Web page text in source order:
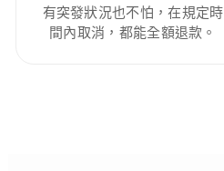
有突發狀況也不怕，在規定時
間內取消，都能全額退款。